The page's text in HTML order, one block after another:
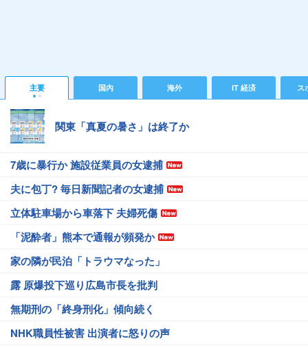
主要 国内 海外 IT 経済 ス
関東「真夏の暑さ」は終了か
7歳に暴行か 施設従業員の女逮捕
夫に包丁? 毎日新聞記者の女逮捕
立体駐車場から車落下 夫婦死傷
「泥酔者」熊本で通報が頻発か
家の隣が民泊「トラウマなった」
露 原爆投下巡り広島市長を批判
無期刑の「終身刑化」傾向続く
NHK職員性被害 出演者に怒りの声